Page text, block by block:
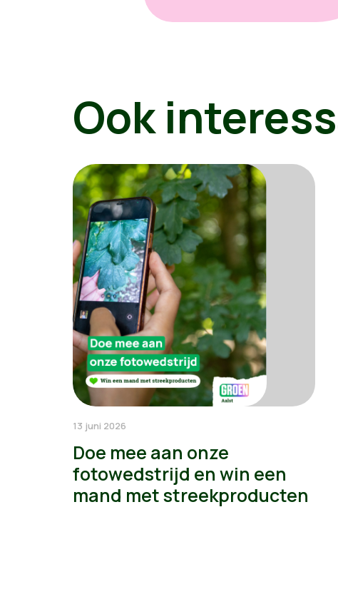
Ook
13 juni 2026
Doe mee aan onze
fotowedstrijd en win een
mand met streekproducten